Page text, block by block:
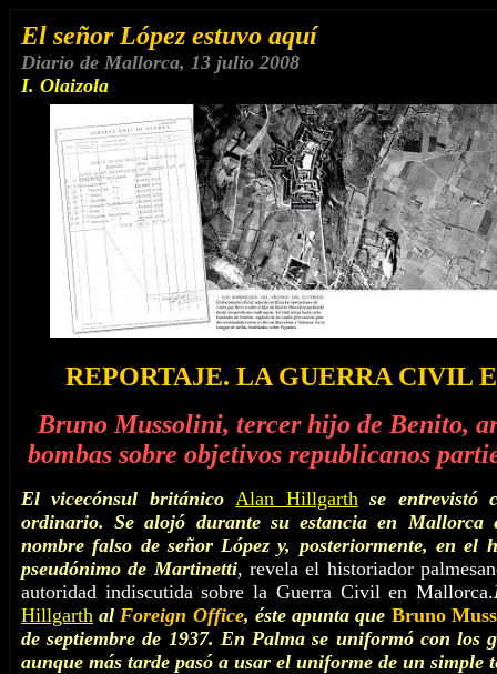
El señor López estuvo aquí
Diario de Mallorca, 13 julio 2008
I. Olaizola
REPORTAJE. LA GUERRA CIVIL
Bruno Mussolini, tercer hijo de Benito,
bombas sobre objetivos republicanos
El vicecónsul británico Alan Hillgarth se entrevistó
ordinario. Se alojó durante su estancia en
nombre falso de señor López y, posteriormente, en el
pseudónimo de Martinetti, revela el historiador
autoridad indiscutida sobre la Guerra Civil en Mallorca.
Hillgarth alForeign Office, éste apunta que Bruno
de septiembre de 1937. En Palma se uniformó con los
aunque más tarde pasó a usar el uniforme de un simple